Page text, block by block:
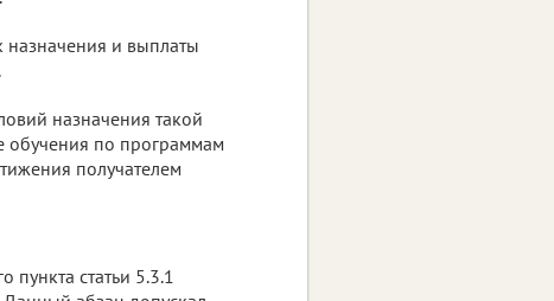
и выплаты
.
назначения такой
обучения по программам
получателем
статьи 5.3.1